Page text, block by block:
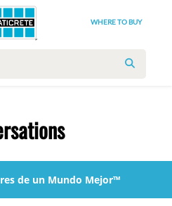
WHERE TO BUY
SEARCH
de un Mundo Mejor™